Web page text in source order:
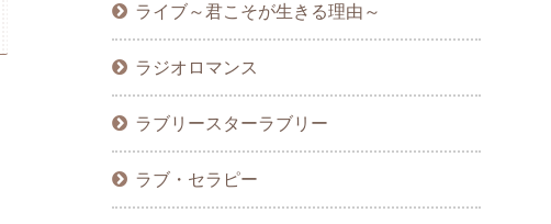
ライブ～君こそが生きる理由～
ラジオロマンス
ラブリースターラブリー
ラブ・セラピー